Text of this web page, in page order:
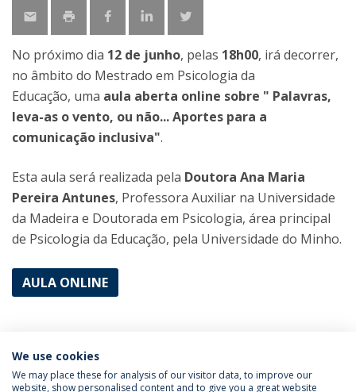
No próximo dia 12 de junho, pelas 18h00, irá decorrer,
no âmbito do Mestrado em Psicologia da
Educação, uma aula aberta online sobre " Palavras,
leva-as o vento, ou não... Aportes para a
comunicação inclusiva".
Esta aula será realizada pela Doutora Ana Maria
Pereira Antunes, Professora Auxiliar na Universidade
da Madeira e Doutorada em Psicologia, área principal
de Psicologia da Educação, pela Universidade do Minho.
AULA ONLINE
Aula Aberta
Mestrado em Psicologia da Educação
We use cookies
We may place these for analysis of our visitor data, to improve our
website, show personalised content and to give you a great website